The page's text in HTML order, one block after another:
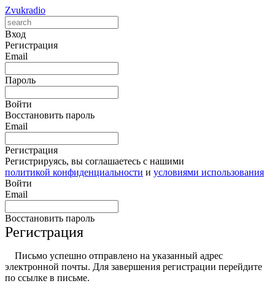
Zvukradio
Вход
Регистрация
Email
Пароль
Войти
Восстановить пароль
Email
Регистрация
Регистрируясь, вы соглашаетесь с нашими
политикой конфиденциальности и условиями использования
Войти
Email
Восстановить пароль
Регистрация
Письмо успешно отправлено на указанный адрес
электронной почты. Для завершения регистрации перейдите
по ссылке в письме.